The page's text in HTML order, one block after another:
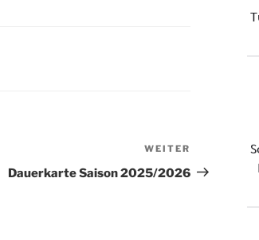
Beitrag
WEITER
Dauerkarte Saison 2025/2026